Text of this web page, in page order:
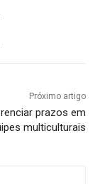
Próximo artigo
prazos em
multiculturais